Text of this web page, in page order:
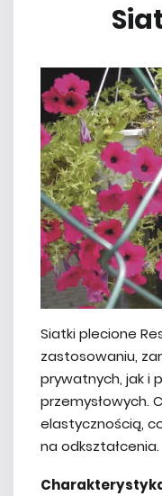
Siatki plecione
zastosowaniu,
prywatnych, jak i
przemysłowych.
elastycznością,
na odkształcenia.